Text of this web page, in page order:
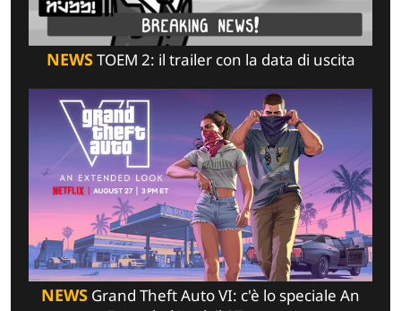
NEWSTOEM 2: il trailer con la data di uscita
NEWS Grand Theft Auto VI: c'è lo speciale An